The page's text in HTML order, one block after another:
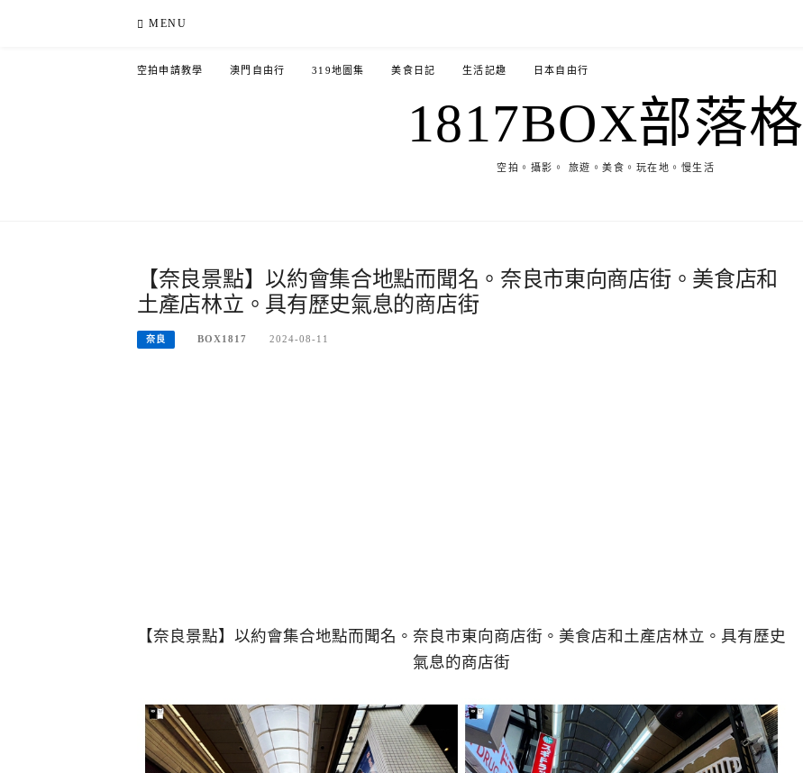
MENU
空拍申請教學 澳門自由行 319地圖集 美食日記 生活記趣 日本自由行
1817BOX部落格
空拍。攝影。 旅遊。美食。玩在地。慢生活
【奈良景點】以約會集合地點而聞名。奈良市東向商店街。美食店和
土產店林立。具有歷史氣息的商店街
奈良 BOX1817 2024-08-11
【奈良景點】以約會集合地點而聞名。奈良市東向商店街。美食店和土產店林立。具有歷史
氣息的商店街